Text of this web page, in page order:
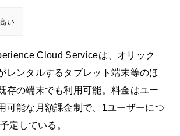
い
Cloud Serviceは、オリック
レンタルするタブレット端末等のほ
存の端末でも利用可能。料金はユー
可能な月額課金制で、1ユーザーにつ
定している。